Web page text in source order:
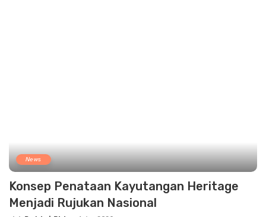
News
Konsep Penataan Kayutangan Heritage
Menjadi Rujukan Nasional